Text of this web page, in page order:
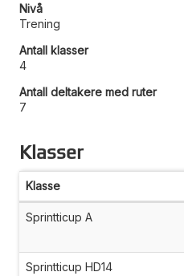
Nivå
Trening
Antall klasser
4
Antall deltakere med ruter
7
Klasser
Klasse
Sprintticup A
Sprintticup HD14